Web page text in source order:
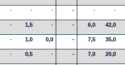
- - - - - -
- 1,5 - - 6,0 42,0
- 1,0 0,0 - 7,5 35,0
- 0,5 - - 7,0 20,0